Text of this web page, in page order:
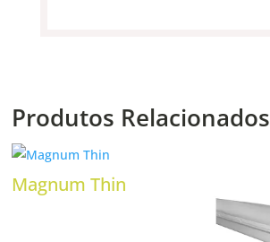
Produtos Relacionados
Magnum Thin